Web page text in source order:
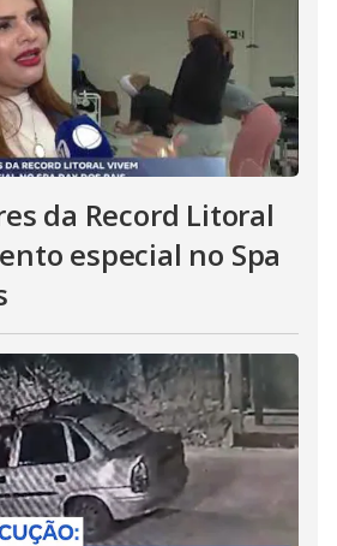
da Record Litoral
especial no Spa